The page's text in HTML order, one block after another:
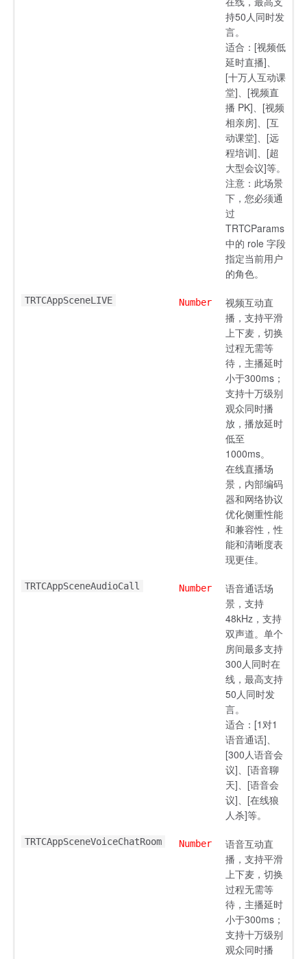
持50人同时发
言。
适合：[视频低
延时直播]、
[十万人互动课
堂]、[视频直
播 PK]、[视频
相亲房]、[互
动课堂]、[远
程培训]、[超
大型会议]等。
注意：此场景
下，您必须通
过
TRTCParams
中的 role 字段
指定当前用户
的角色。
TRTCAppSceneLIVE Number
视频互动直
播，支持平滑
上下麦，切换
过程无需等
待，主播延时
小于300ms；
支持十万级别
观众同时播
放，播放延时
低至
1000ms。
在线直播场
景，内部编码
器和网络协议
优化侧重性能
和兼容性，性
能和清晰度表
现更佳。
TRTCAppSceneAudioCall Number
语音通话场
景，支持
48kHz，支持
双声道。单个
房间最多支持
300人同时在
线，最高支持
50人同时发
言。
适合：[1对1
语音通话]、
[300人语音会
议]、[语音聊
天]、[语音会
议]、[在线狼
人杀]等。
TRTCAppSceneVoiceChatRoom Number
语音互动直
播，支持平滑
上下麦，切换
过程无需等
待，主播延时
小于300ms；
支持十万级别
观众同时播